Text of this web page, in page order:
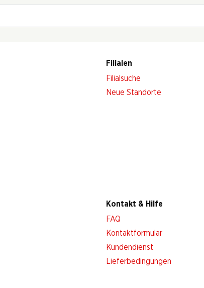
Filialen
Filialsuche
Neue Standorte
Kontakt & Hilfe
FAQ
Kontaktformular
Kundendienst
Lieferbedingungen